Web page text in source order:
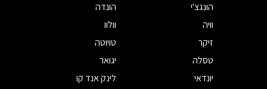
הונגצ'י
הונדה
וויה
וולוו
זיקר
טויוטה
טסלה
יגואר
יונדאי
לינק אנד קו